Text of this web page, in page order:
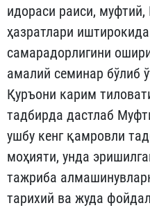
идораси раиси,
ҳазратлари
самарадорлигини
амалий семинар бўлиб
Қуръони карим
тадбирда дастлаб
ушбу кенг қамровли
моҳияти, унда
тажриба
тарихий ва жуда